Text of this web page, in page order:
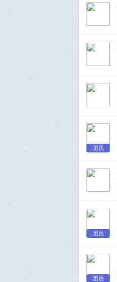
团员
团员
团员